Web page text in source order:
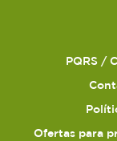
PQRS /
Ofertas para